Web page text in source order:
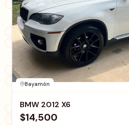
Bayamón
BMW 2012 X6
$14,500